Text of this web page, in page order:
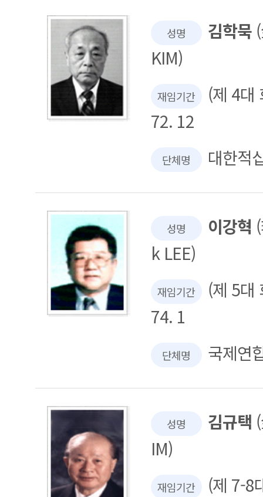
성명 김학묵(
KIM)
재임기간
(제 4대
72. 12
단체명 대한적
성명 이강혁
k LEE)
재임기간
(제 5대
74. 1
단체명 국제연
성명 김규택
IM)
재임기간
(제 7-8